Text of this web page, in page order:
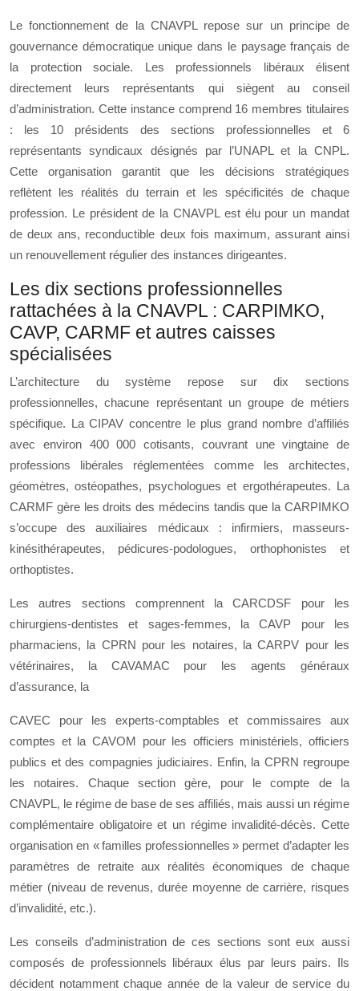
Le fonctionnement de la CNAVPL repose sur un principe de
gouvernance démocratique unique dans le paysage français de
la protection sociale. Les professionnels libéraux élisent
directement leurs représentants qui siègent au conseil
d’administration. Cette instance comprend 16 membres titulaires
: les 10 présidents des sections professionnelles et 6
représentants syndicaux désignés par l’UNAPL et la CNPL.
Cette organisation garantit que les décisions stratégiques
reflètent les réalités du terrain et les spécificités de chaque
profession. Le président de la CNAVPL est élu pour un mandat
de deux ans, reconductible deux fois maximum, assurant ainsi
un renouvellement régulier des instances dirigeantes.
Les dix sections professionnelles
rattachées à la CNAVPL : CARPIMKO,
CAVP, CARMF et autres caisses
spécialisées
L’architecture du système repose sur dix sections
professionnelles, chacune représentant un groupe de métiers
spécifique. La CIPAV concentre le plus grand nombre d’affiliés
avec environ 400 000 cotisants, couvrant une vingtaine de
professions libérales réglementées comme les architectes,
géomètres, ostéopathes, psychologues et ergothérapeutes. La
CARMF gère les droits des médecins tandis que la CARPIMKO
s’occupe des auxiliaires médicaux : infirmiers, masseurs-
kinésithérapeutes, pédicures-podologues, orthophonistes et
orthoptistes.
Les autres sections comprennent la CARCDSF pour les
chirurgiens-dentistes et sages-femmes, la CAVP pour les
pharmaciens, la CPRN pour les notaires, la CARPV pour les
vétérinaires, la CAVAMAC pour les agents généraux
d’assurance, la
CAVEC pour les experts-comptables et commissaires aux
comptes et la CAVOM pour les officiers ministériels, officiers
publics et des compagnies judiciaires. Enfin, la CPRN regroupe
les notaires. Chaque section gère, pour le compte de la
CNAVPL, le régime de base de ses affiliés, mais aussi un régime
complémentaire obligatoire et un régime invalidité-décès. Cette
organisation en « familles professionnelles » permet d’adapter les
paramètres de retraite aux réalités économiques de chaque
métier (niveau de revenus, durée moyenne de carrière, risques
d’invalidité, etc.).
Les conseils d’administration de ces sections sont eux aussi
composés de professionnels libéraux élus par leurs pairs. Ils
décident notamment chaque année de la valeur de service du